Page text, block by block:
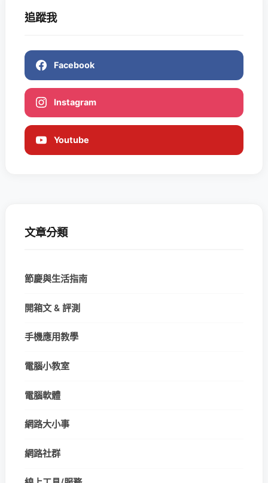
追蹤我
Facebook
Instagram
Youtube
文章分類
節慶與生活指南
開箱文 & 評測
手機應用教學
電腦小教室
電腦軟體
網路大小事
網路社群